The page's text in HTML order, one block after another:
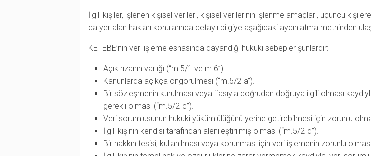
İlgili kişiler, işlenen kişisel verileri, kişisel verilerinin işlenme amaçları, üçüncü
da yer alan hakları konularında detaylı bilgiye aşağıdaki aydınlatma metninden
KETEBE’nin veri işleme esnasında dayandığı hukuki sebepler şunlardır:
Açık rızanın varlığı (“m.5/1 ve m.6”).
Kanunlarda açıkça öngörülmesi (“m.5/2-a”).
Bir sözleşmenin kurulması veya ifasıyla doğrudan doğruya ilgili olması
gerekli olması (“m.5/2-c”).
Veri sorumlusunun hukuki yükümlülüğünü yerine getirebilmesi için zorunlu
İlgili kişinin kendisi tarafından alenileştirilmiş olması (“m.5/2-d”).
Bir hakkın tesisi, kullanılması veya korunması için veri işlemenin zorunlu